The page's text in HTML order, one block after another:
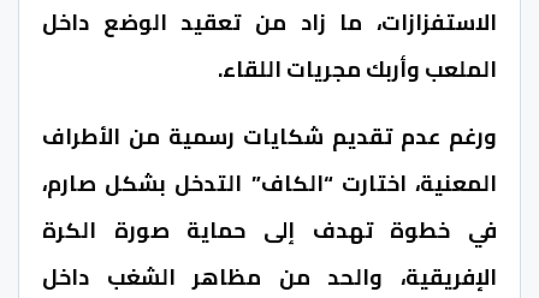
الاستفزازات، ما زاد من تعقيد الوضع داخل
الملعب وأربك مجريات اللقاء.
ورغم عدم تقديم شكايات رسمية من الأطراف
المعنية، اختارت “الكاف” التدخل بشكل صارم،
في خطوة تهدف إلى حماية صورة الكرة
الإفريقية، والحد من مظاهر الشغب داخل